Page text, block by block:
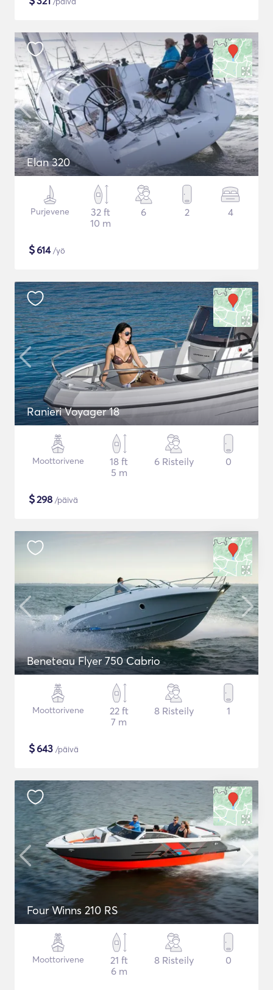
Elan 320
Purjevene
32 ft
10 m
6 2 4
$614/yö
Ranieri Voyager 18
Moottorivene
18 ft
5 m
6 Risteily 0
$298 /päivä
Beneteau Flyer 750 Cabrio
Moottorivene
22 ft
7 m
8 Risteily 1
$643 /päivä
Four Winns 210 RS
Moottorivene
21 ft
6 m
8 Risteily 0